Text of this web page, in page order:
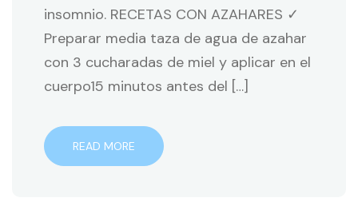
insomnio. RECETAS CON AZAHARES ✓
Preparar media taza de agua de azahar
con 3 cucharadas de miel y aplicar en el
cuerpo15 minutos antes del […]
READ MORE